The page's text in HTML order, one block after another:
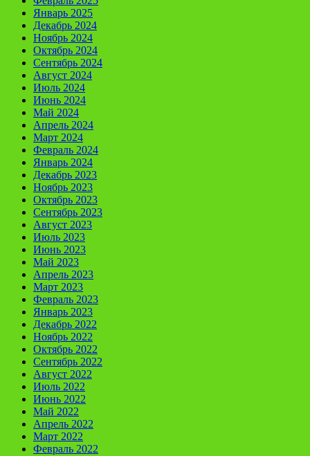
Январь 2025
Декабрь 2024
Ноябрь 2024
Октябрь 2024
Сентябрь 2024
Август 2024
Июль 2024
Июнь 2024
Май 2024
Апрель 2024
Март 2024
Февраль 2024
Январь 2024
Декабрь 2023
Ноябрь 2023
Октябрь 2023
Сентябрь 2023
Август 2023
Июль 2023
Июнь 2023
Май 2023
Апрель 2023
Март 2023
Февраль 2023
Январь 2023
Декабрь 2022
Ноябрь 2022
Октябрь 2022
Сентябрь 2022
Август 2022
Июль 2022
Июнь 2022
Май 2022
Апрель 2022
Март 2022
Февраль 2022